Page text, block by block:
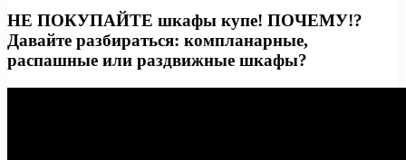
НЕ ПОКУПАЙТЕ шкафы купе! ПОЧЕМУ!?
Давайте разбираться: компланарные,
распашные или раздвижные шкафы?